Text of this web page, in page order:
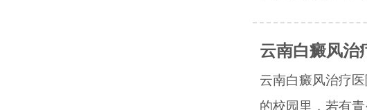
云南白癜风治
云南白癜风治疗
的校园里，若有